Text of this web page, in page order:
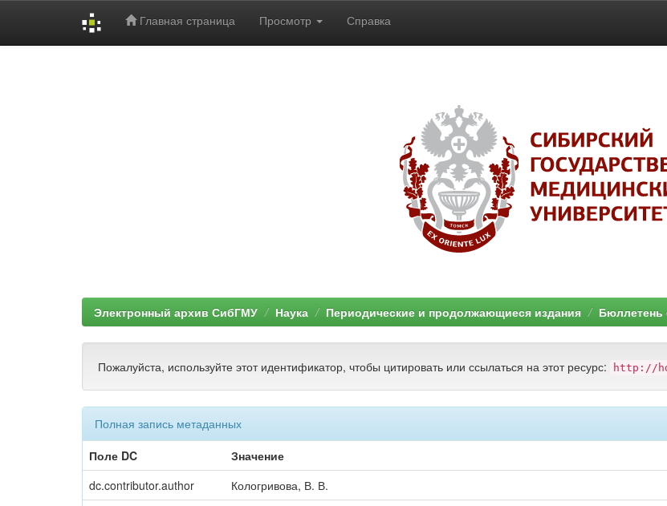
Главная страница Просмотр Справка
Электронный архив СибГМУ Наука Периодические и продолжающиеся издания Бюллетень
Пожалуйста, используйте этот идентификатор, чтобы цитировать или ссылаться на этот ресурс: http://
Полная запись метаданных
Поле DC
Значение
dc.contributor.author
Кологривова, В. В.